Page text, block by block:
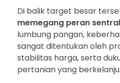
Di balik target besar
memegang peran sentral
lumbung pangan,
sangat ditentukan oleh
stabilitas harga, serta
pertanian yang